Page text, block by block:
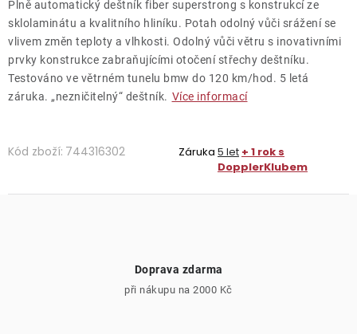
Plně automatický deštník fiber superstrong s konstrukcí ze
sklolaminátu a kvalitního hliníku. Potah odolný vůči srážení se
vlivem změn teploty a vlhkosti. Odolný vůči větru s inovativními
prvky konstrukce zabraňujícími otočení střechy deštníku.
Testováno ve větrném tunelu bmw do 120 km/hod. 5 letá
záruka. „nezničitelný“ deštník. Více informací
Kód zboží: 744316302 Záruka 5 let + 1 rok s
DopplerKlubem
Doprava zdarma
při nákupu na 2000 Kč